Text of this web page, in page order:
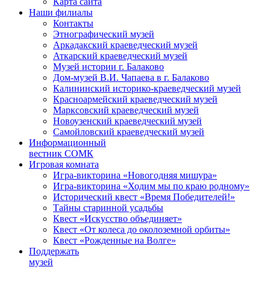
Наши филиалы
Контакты
Этнографический музей
Аркадакский краеведческий музей
Аткарский краеведческий музей
Музей истории г. Балаково
Дом-музей В.И. Чапаева в г. Балаково
Калининский историко-краеведческий музей
Красноармейский краеведческий музей
Марксовский краеведческий музей
Новоузенский краеведческий музей
Самойловский краеведческий музей
Информационный
вестник СОМК
Игровая комната
Игра-викторина «Новогодняя мишура»
Игра-викторина «Ходим мы по краю родному»
Исторический квест «Время Победителей!»
Тайны старинной усадьбы
Квест «Искусство объединяет»
Квест «От колеса до околоземной орбиты»
Квест «Рожденные на Волге»
Поддержать
музей